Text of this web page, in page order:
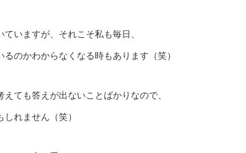
いますが、それこそ私も毎日、
のかわからなくなる時もあります（笑）
ても答えが出ないことばかりなので、
れません（笑）